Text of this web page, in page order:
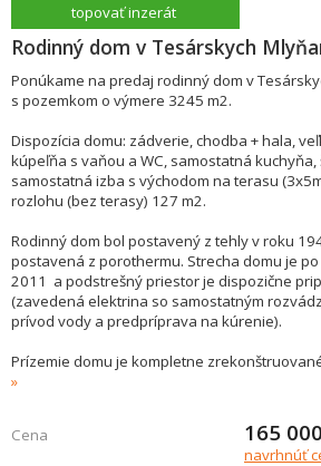
topovať inzerát
Rodinný dom v Tesárskych
Ponúkame na predaj rodinný dom v
s pozemkom o výmere 3245 m2.
Dispozícia domu: zádverie, chodba + hala,
kúpeľňa s vaňou a WC, samostatná kuchyňa,
samostatná izba s východom na terasu
rozlohu (bez terasy) 127 m2.
Rodinný dom bol postavený z tehly v roku
postavená z porothermu. Strecha domu je
2011 a podstrešný priestor je dispozične
(zavedená elektrina so samostatným
prívod vody a predpríprava na kúrenie).
Prízemie domu je kompletne
Cena 165
navrhnúť